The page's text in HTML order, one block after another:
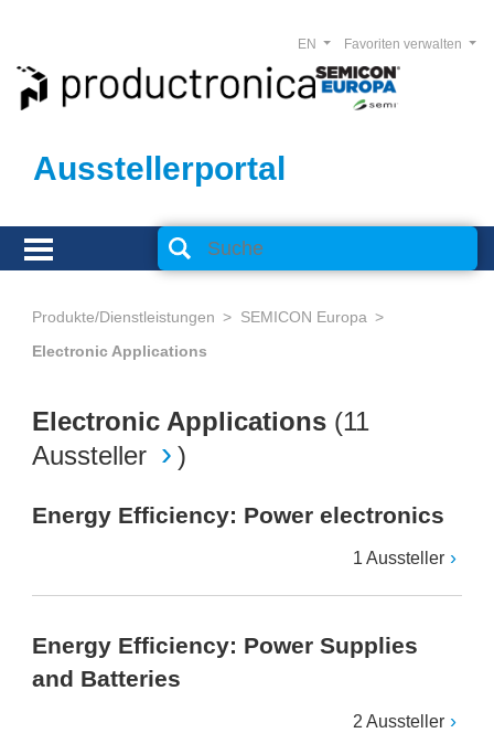
Ausstellerportal
Favoriten verwalten
EN
Produkte/Dienstleistungen
SEMICON Europa
Electronic Applications
Electronic Applications (11
Aussteller
)
Energy Efficiency: Power electronics
1 Aussteller
Energy Efficiency: Power Supplies
and Batteries
2 Aussteller